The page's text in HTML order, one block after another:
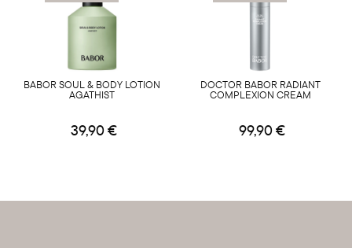
BABOR SOUL & BODY LOTION
AGATHIST
39,90 €
DOCTOR BABOR RADIANT
COMPLEXION CREAM
99,90 €